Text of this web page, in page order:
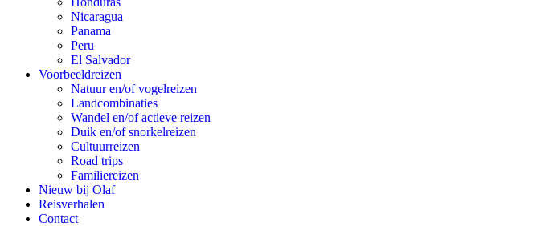
Nicaragua
Panama
Peru
El Salvador
Voorbeeldreizen
Natuur en/of vogelreizen
Landcombinaties
Wandel en/of actieve reizen
Duik en/of snorkelreizen
Cultuurreizen
Road trips
Familiereizen
Nieuw bij Olaf
Reisverhalen
Contact